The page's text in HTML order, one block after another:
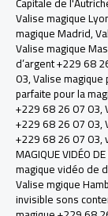
Valise magique
magique Madrid,
Valise magique
d’argent +229 68
03,Valise
parfaite pour la
+229 68 26 07 03,
+229 68 26 07 03,
+229 68 26 07 03,
MAGIQUE VIDÉO
magique vidéo de
Valise mgique
invisible sons